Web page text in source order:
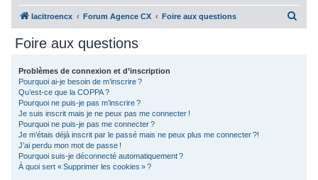
lacitroencx Forum Agence CX Foire aux questions
Foire aux questions
Problèmes de connexion et d’inscription
Pourquoi ai-je besoin de m’inscrire ?
Qu’est-ce que la COPPA ?
Pourquoi ne puis-je pas m’inscrire ?
Je suis inscrit mais je ne peux pas me connecter !
Pourquoi ne puis-je pas me connecter ?
Je m’étais déjà inscrit par le passé mais ne peux plus me connecter ?!
J’ai perdu mon mot de passe !
Pourquoi suis-je déconnecté automatiquement ?
À quoi sert « Supprimer les cookies » ?